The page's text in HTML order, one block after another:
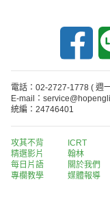
電話：02-2727-1778 ( 週
E-mail：
統編：24746401
攻其不背
精選影片
每日片語
專欄教學
ICRT
翰林
關於我們
媒體報導